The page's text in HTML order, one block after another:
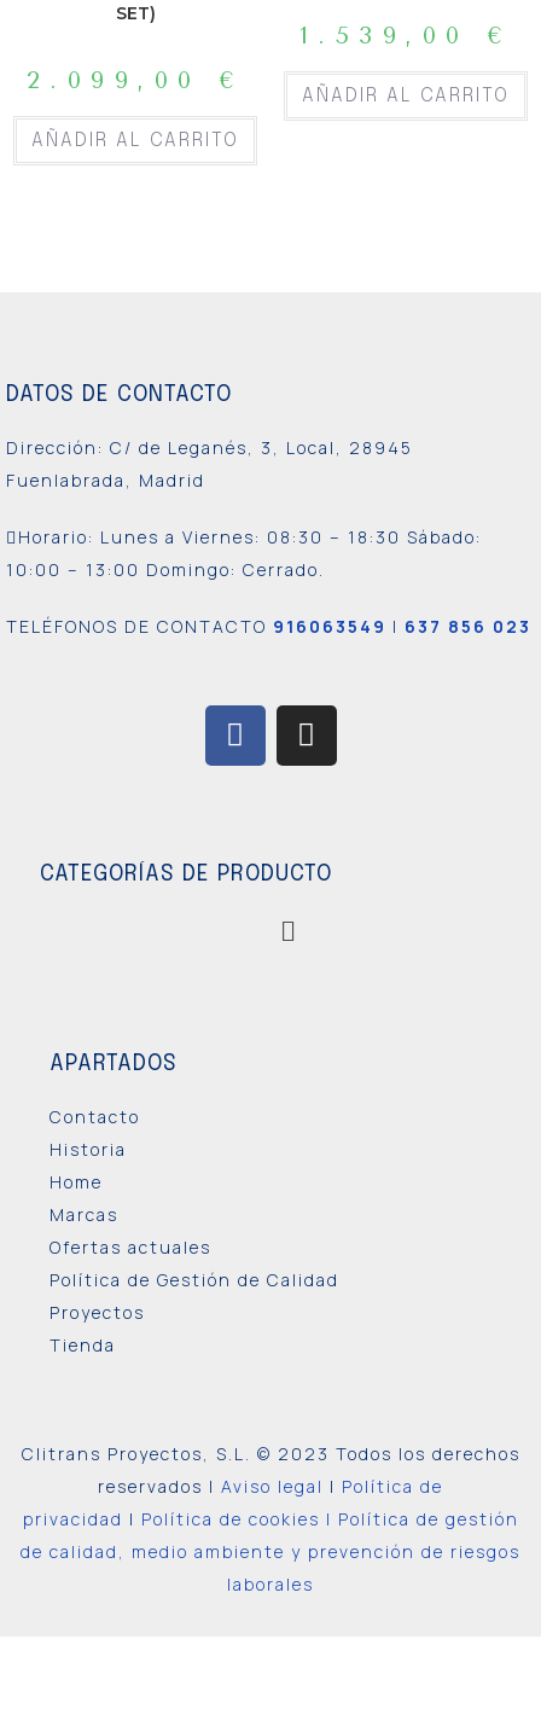
SET)
2.099,00 €
AÑADIR AL CARRITO
1.539,00 €
AÑADIR AL CARRITO
DATOS DE CONTACTO
Dirección: C/ de Leganés, 3, Local, 28945
Fuenlabrada, Madrid
Horario: Lunes a Viernes: 08:30 – 18:30 Sábado:
10:00 – 13:00 Domingo: Cerrado.
TELÉFONOS DE CONTACTO 916063549 | 637 856 023
CATEGORÍAS DE PRODUCTO
APARTADOS
Contacto
Historia
Home
Marcas
Ofertas actuales
Política de Gestión de Calidad
Proyectos
Tienda
Clitrans Proyectos, S.L. © 2023 Todos los derechos
reservados | Aviso legal | Política de
privacidad | Política de cookies | Política de gestión
de calidad, medio ambiente y prevención de riesgos
laborales